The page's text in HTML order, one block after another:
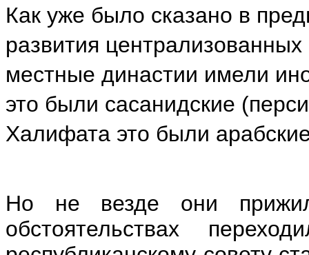
Как уже было сказано в
развития
местные династии имели
это были сасанидские
Халифата это были
Но не везде они
обстоятельствах